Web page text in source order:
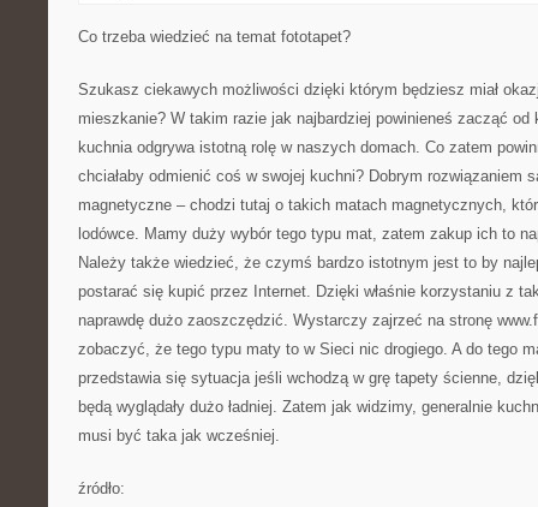
Co trzeba wiedzieć na temat fototapet?
Szukasz ciekawych możliwości dzięki którym będziesz miał
mieszkanie? W takim razie jak najbardziej powinieneś zacząć od
kuchnia odgrywa istotną rolę w naszych domach. Co zatem
chciałaby odmienić coś w swojej kuchni? Dobrym rozwiązaniem
magnetyczne – chodzi tutaj o takich matach magnetycznych,
lodówce. Mamy duży wybór tego typu mat, zatem zakup ich to
Należy także wiedzieć, że czymś bardzo istotnym jest to by
postarać się kupić przez Internet. Dzięki właśnie korzystaniu z
naprawdę dużo zaoszczędzić. Wystarczy zajrzeć na stronę
zobaczyć, że tego typu maty to w Sieci nic drogiego. A do tego
przedstawia się sytuacja jeśli wchodzą w grę tapety ścienne,
będą wyglądały dużo ładniej. Zatem jak widzimy, generalnie
musi być taka jak wcześniej.
źródło: